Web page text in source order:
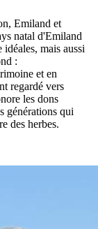
Emiland et
natal d'Emiland
mais aussi
:
et en
regardé vers
les dons
générations qui
des herbes.